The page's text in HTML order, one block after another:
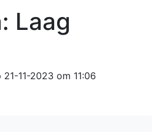
Laag
11-2023 om 11:06